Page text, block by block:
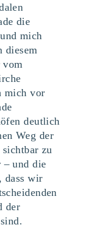
die
mich
diesem
vom
mich vor
deutlich
Weg der
zu
– und die
dass wir
der